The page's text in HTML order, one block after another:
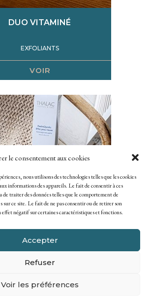
le consentement aux cookies
nous utilisons des technologies telles que les cookies
informations des appareils. Le fait de consentir à ces
traiter des données telles que le comportement de
ce site. Le fait de ne pas consentir ou de retirer son
négatif sur certaines caractéristiques et fonctions.
Accepter
Refuser
Voir les préférences
DUO VITAMINÉ
EXFOLIANTS
VOIR
PEELINGLYCOLIC
EXFOLIANTS
VOIR